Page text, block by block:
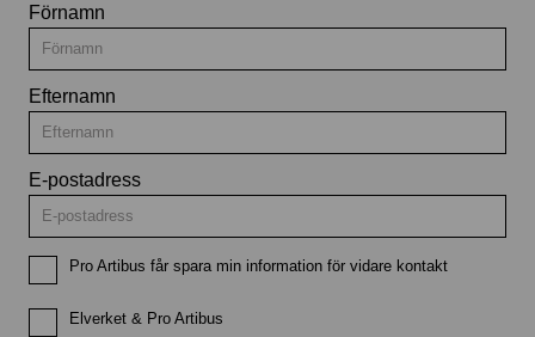
Förnamn
Efternamn
E-postadress
Pro Artibus får spara min information för vidare kontakt
Elverket & Pro Artibus